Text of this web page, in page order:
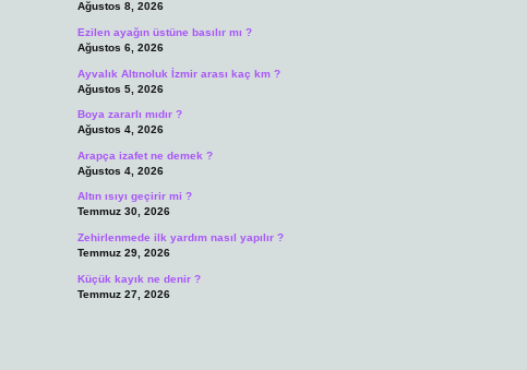
Ağustos 8, 2026
Ezilen ayağın üstüne basılır mı ?
Ağustos 6, 2026
Ayvalık Altınoluk İzmir arası kaç km ?
Ağustos 5, 2026
Boya zararlı mıdır ?
Ağustos 4, 2026
Arapça izafet ne demek ?
Ağustos 4, 2026
Altın ısıyı geçirir mi ?
Temmuz 30, 2026
Zehirlenmede ilk yardım nasıl yapılır ?
Temmuz 29, 2026
Küçük kayık ne denir ?
Temmuz 27, 2026